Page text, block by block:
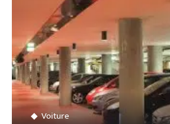
Voiture